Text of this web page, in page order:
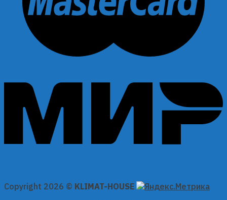
Copyright 2026 © KLIMAT-HOUSE